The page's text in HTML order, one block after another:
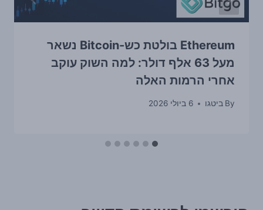
Ethereum בולטת כש-Bitcoin נשאר
מעל 63 אלף דולר: למה השוק עוקב
אחרי הרמות האלה
By ביטגו 6 ביולי 2026